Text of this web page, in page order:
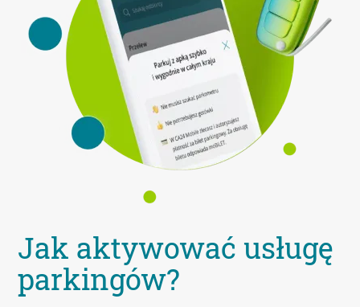
Jak aktywować usługę
parkingów?